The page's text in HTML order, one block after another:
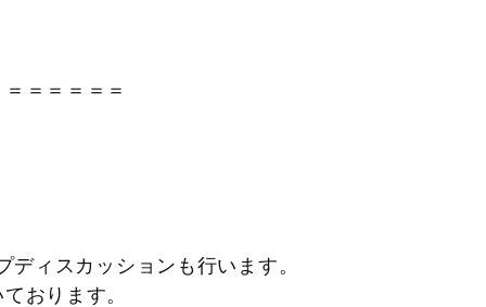
＝＝＝＝＝
ィスカッションも行います。
おります。